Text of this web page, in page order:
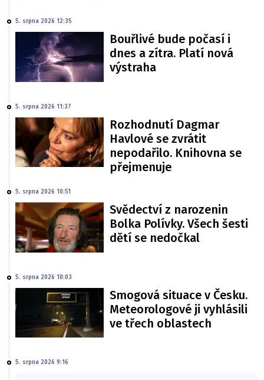
5. srpna 2026 12:35
Bouřlivé bude počasí i
dnes a zítra. Platí nová
výstraha
5. srpna 2026 11:37
Rozhodnutí Dagmar
Havlové se zvrátit
nepodařilo. Knihovna se
přejmenuje
5. srpna 2026 10:51
Svědectví z narozenin
Bolka Polívky. Všech šesti
dětí se nedočkal
5. srpna 2026 10:03
Smogová situace v Česku.
Meteorologové ji vyhlásili
ve třech oblastech
5. srpna 2026 9:16